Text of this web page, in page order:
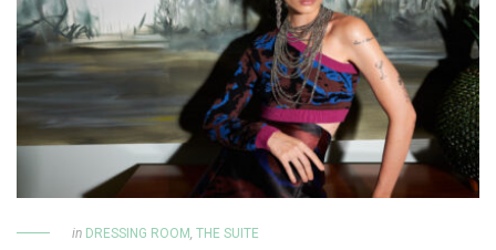
in DRESSING ROOM, THE SUITE